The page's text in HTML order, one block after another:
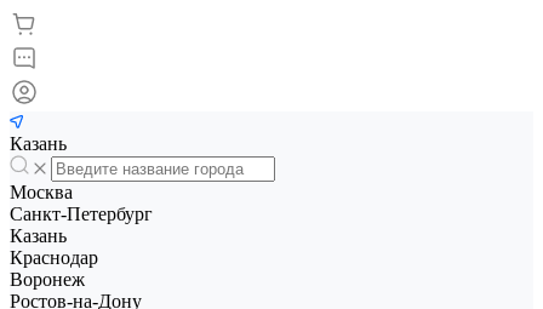
Казань
Москва
Санкт-Петербург
Казань
Краснодар
Воронеж
Ростов-на-Дону